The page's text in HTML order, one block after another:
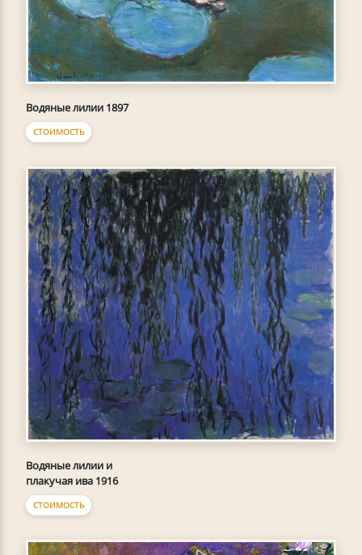
Водяные лилии 1897
СТОИМОСТЬ
Водяные лилии и
плакучая ива 1916
СТОИМОСТЬ